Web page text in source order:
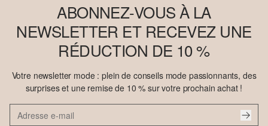
ABONNEZ-VOUS À LA
NEWSLETTER ET RECEVEZ UNE
RÉDUCTION DE 10 %
Votre newsletter mode : plein de conseils mode passionnants, des
surprises et une remise de 10 % sur votre prochain achat !